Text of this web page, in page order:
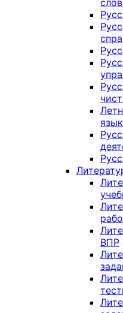
ВПР